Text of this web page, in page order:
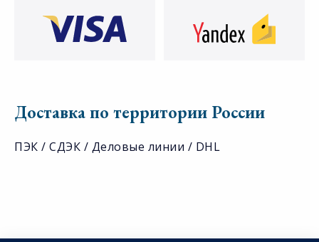
Доставка по территории России
ПЭК / СДЭК / Деловые линии / DHL